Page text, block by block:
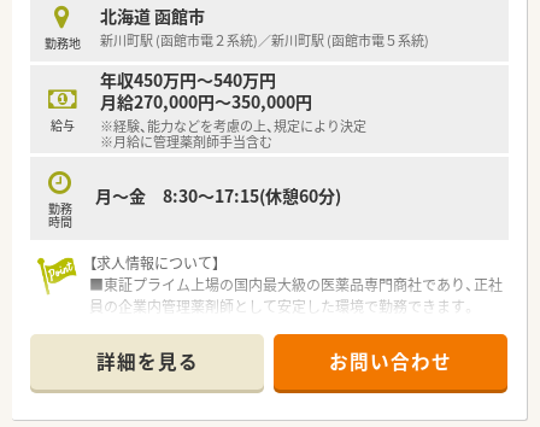
勤務地
北海道 函館市
新川町駅 (函館市電２系統)／新川町駅 (函館市電５系統)
給与
年収450万円～540万円
月給270,000円～350,000円
※経験、能力などを考慮の上、規定により決定
※月給に管理薬剤師手当含む
勤務
時間
月～金 8:30～17:15(休憩60分)
【求人情報について】
■東証プライム上場の国内最大級の医薬品専門商社であり、正社
員の企業内管理薬剤師として安定した環境で勤務できます。
ートの時間を大切にしながら長く働き続けることが可能です。
■給与は450万円から540万円の間で経験を考慮して決定され、
各種手当も豊富に揃っているため納得の待遇が得られます。
詳細を見る お問い合わせ